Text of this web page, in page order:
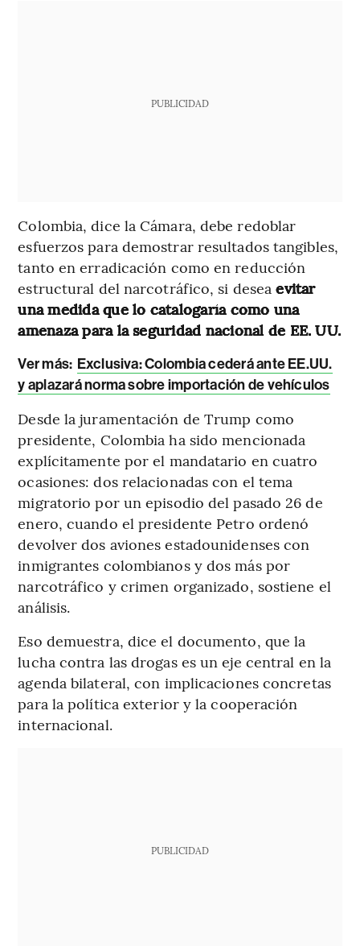
PUBLICIDAD
Colombia, dice la Cámara, debe redoblar
esfuerzos para demostrar resultados tangibles,
tanto en erradicación como en reducción
estructural del narcotráfico, si deseaevitar
una medida que lo catalogaría como una
amenaza para la seguridad nacional de EE. UU.
Ver más: Exclusiva: Colombia cederá ante EE.UU.
y aplazará norma sobre importación de vehículos
Desde la juramentación de Trump como
presidente, Colombia ha sido mencionada
explícitamente por el mandatario en cuatro
ocasiones: dos relacionadas con el tema
migratorio por un episodio del pasado 26 de
enero, cuando el presidente Petro ordenó
devolver dos aviones estadounidenses con
inmigrantes colombianos y dos más por
narcotráfico y crimen organizado, sostiene el
análisis.
Eso demuestra, dice el documento, que la
lucha contra las drogas es un eje central en la
agenda bilateral, con implicaciones concretas
para la política exterior y la cooperación
internacional.
PUBLICIDAD